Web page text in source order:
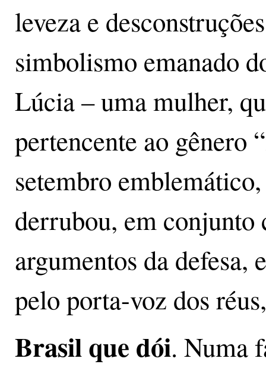
leveza e
simbolismo emanado
Lúcia – uma mulher,
pertencente ao gênero
setembro
derrubou, em conjunto
argumentos da defesa,
pelo porta-voz dos
Brasil que dói. Numa